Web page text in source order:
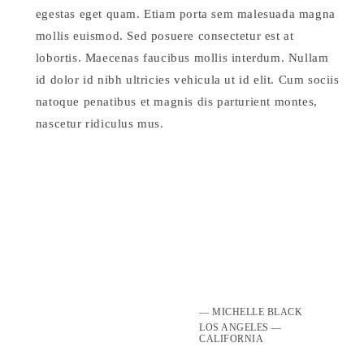
— MICHELLE BLACK
LOS ANGELES —
CALIFORNIA
egestas eget quam. Etiam porta sem malesuada magna
mollis euismod. Sed posuere consectetur est at
lobortis. Maecenas faucibus mollis interdum. Nullam
id dolor id nibh ultricies vehicula ut id elit. Cum sociis
natoque penatibus et magnis dis parturient montes,
nascetur ridiculus mus.